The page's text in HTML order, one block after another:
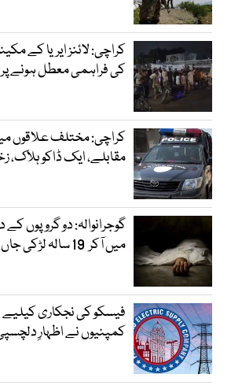
کی فراہمی معطل ہونے
مقابلے، ایک ڈاکو ہلاک،
گوجرانوالہ: دو گروپوں
میں آکر 19 سالہ لڑکی جاں بحق
کمپنیوں نے اظہارِ